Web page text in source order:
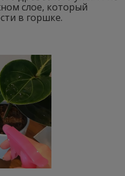
слое, который
в горшке.